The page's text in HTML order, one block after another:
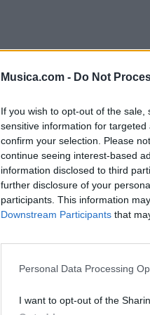
Musica.com - Do Not
If you wish to opt-out of the
sensitive information for
confirm your selection. Please
continue seeing interest-based
information disclosed to third
further disclosure of your
participants. This information
Downstream Participants that
Personal Data Processing
I want to opt-out of the